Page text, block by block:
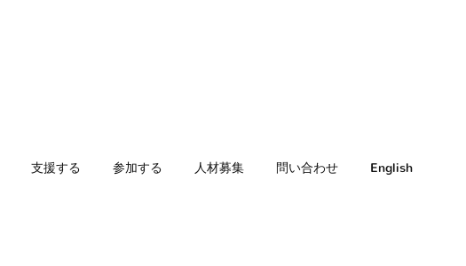
支援する 参加する 人材募集 問い合わせ English